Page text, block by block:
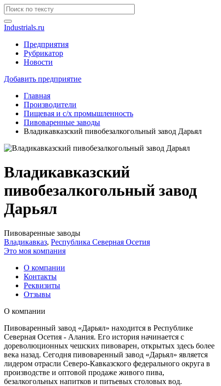
Industrials.ru
Предприятия
Рубрикатор
Новости
Добавить предприятие
Главная
Производители
Пищевая и с/х промышленность
Пивоваренные заводы
Владикавказский пивобезалкогольный завод Дарьял
Владикавказский
пивобезалкогольный завод
Дарьял
Пивоваренные заводы
Владикавказ, Республика Северная Осетия
Это моя компания
О компании
Контакты
Реквизиты
Отзывы
О компании
Пивоваренный завод «Дарьял» находится в Республике
Северная Осетия - Алания. Его история начинается с
дореволюционных чешских пивоварен, открытых здесь более
века назад. Сегодня пивоваренный завод «Дарьял» является
лидером отрасли Северо-Кавказского федерального округа в
производстве и оптовой продаже живого пива,
безалкогольных напитков и питьевых столовых вод.